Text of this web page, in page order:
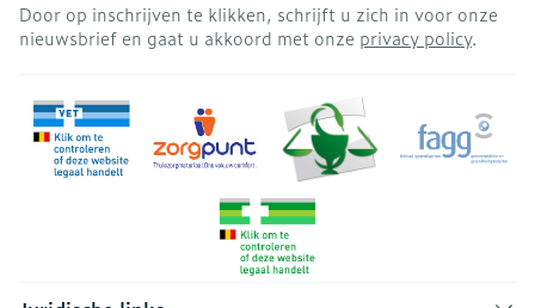
Door op inschrijven te klikken, schrijft u zich in voor onze
nieuwsbrief en gaat u akkoord met onze privacy policy.